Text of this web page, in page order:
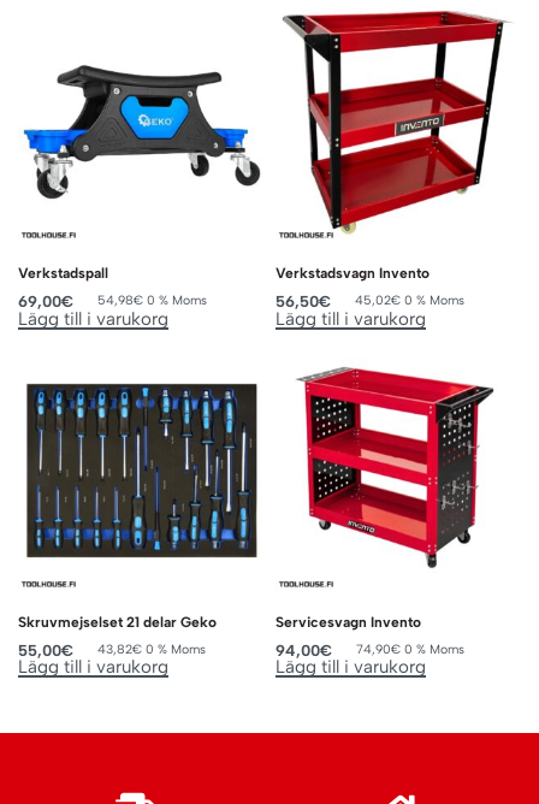
Verkstadspall
69,00€ 54,98€ 0 % Moms
Lägg till i varukorg
Verkstadsvagn Invento
56,50€ 45,02€ 0 % Moms
Lägg till i varukorg
Skruvmejselset 21 delar Geko
55,00€ 43,82€ 0 % Moms
Lägg till i varukorg
Servicesvagn Invento
94,00€ 74,90€ 0 % Moms
Lägg till i varukorg